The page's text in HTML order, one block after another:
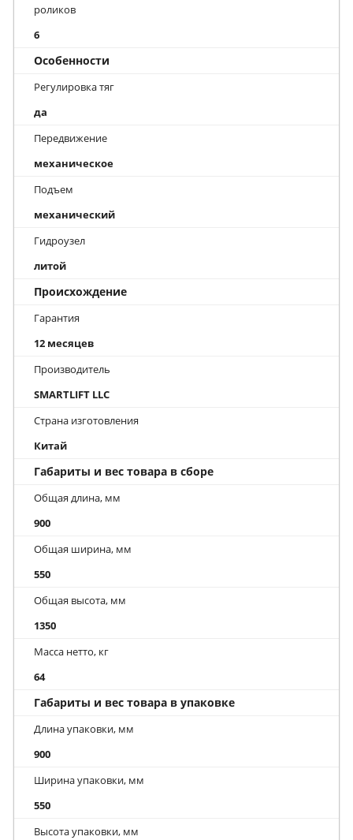
роликов
6
Особенности
Регулировка тяг
да
Передвижение
механическое
Подъем
механический
Гидроузел
литой
Происхождение
Гарантия
12 месяцев
Производитель
SMARTLIFT LLC
Страна изготовления
Китай
Габариты и вес товара в сборе
Общая длина, мм
900
Общая ширина, мм
550
Общая высота, мм
1350
Масса нетто, кг
64
Габариты и вес товара в упаковке
Длина упаковки, мм
900
Ширина упаковки, мм
550
Высота упаковки, мм